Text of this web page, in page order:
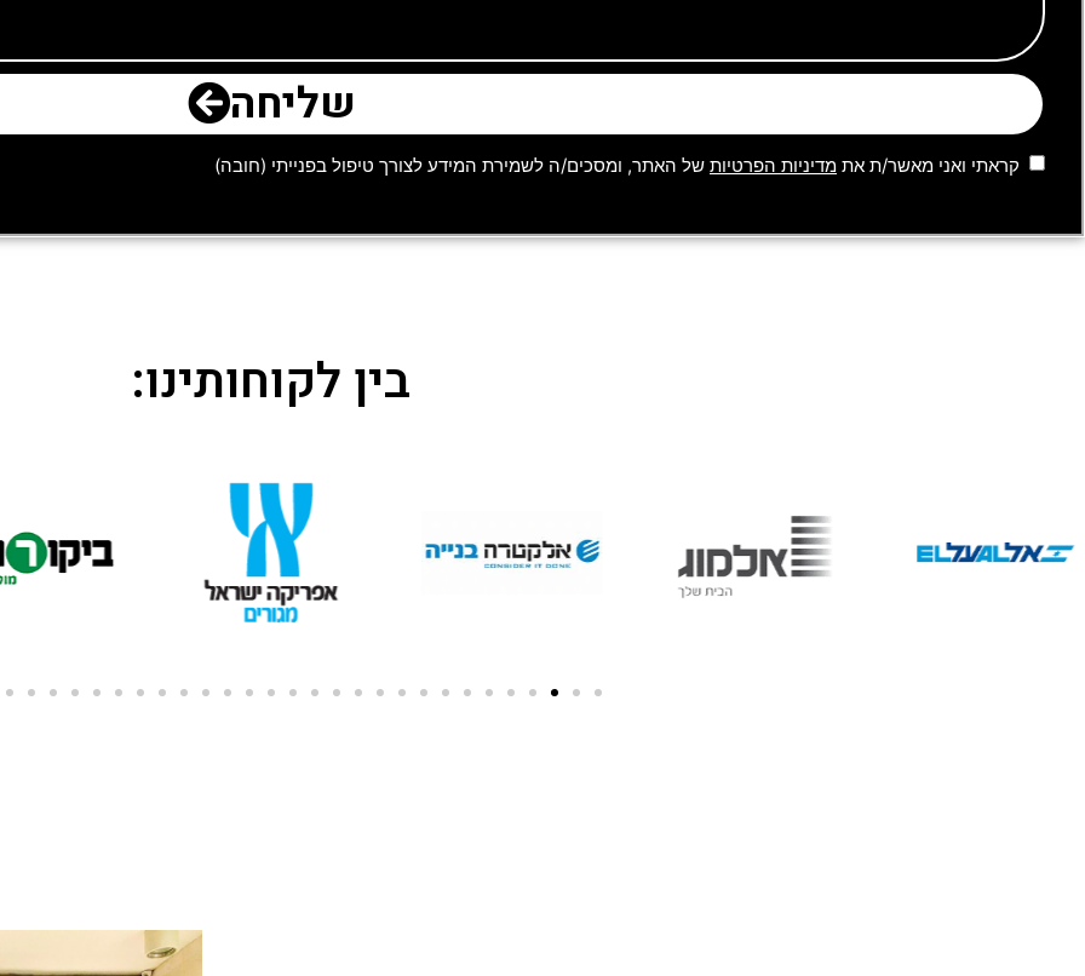
שליחה
קראתי ואני מאשר/ת את מדיניות הפרטיות של האתר, ומסכים/ה לשמירת המידע לצורך טיפול בפנייתי (חובה)
בין לקוחותינו: